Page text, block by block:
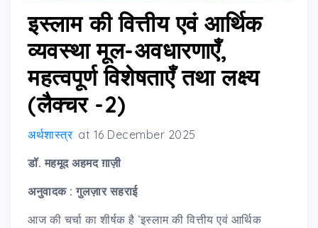
इस्लाम की वित्तीय एवं आर्थिक
व्यवस्था मूल-अवधारणाएँ,
महत्वपूर्ण विशेषताएँ तथा लक्ष्य
(लैक्चर -2)
अर्थशास्त्र at 16 December 2025
डॉ. महमूद अहमद ग़ाज़ी
अनुवादक :गुलज़ार सहराई
आज की चर्चा का शीर्षक है ‘इस्लाम की वित्तीय एवं आर्थिक